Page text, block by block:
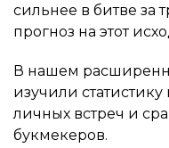
сильнее в битве за
прогноз на этот
В нашем
изучили
личных встреч и
букмекеров.